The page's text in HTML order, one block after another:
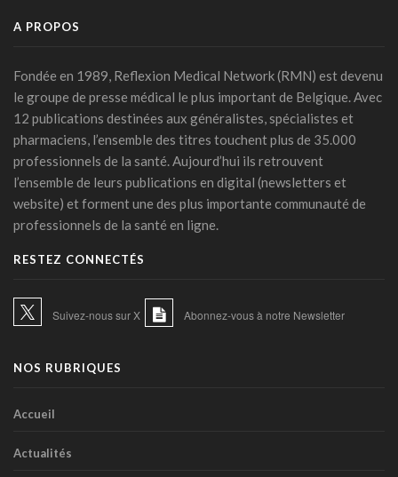
médicaux arrive
24 juillet 2026 - 09:14
France: le Parlement interdit les réseaux sociaux aux moins
de 15 ans, première en Europe
21 juillet 2026 - 20:39
L'Ares finance un projet d'IA pour renforcer le diagnostic de
la malaria en RDC
17 juillet 2026 - 14:55
14 juillet 2026 - 17:29
Urgence médicale : l'IA doit d'abord faire ses preuves face
14 juillet 2026 - 16:59
A PROPOS
Fondée en 1989, Reflexion Medical Network (RMN) est devenu
le groupe de presse médical le plus important de Belgique. Avec
12 publications destinées aux généralistes, spécialistes et
pharmaciens, l’ensemble des titres touchent plus de 35.000
professionnels de la santé. Aujourd’hui ils retrouvent
l’ensemble de leurs publications en digital (newsletters et
website) et forment une des plus importante communauté de
professionnels de la santé en ligne.
RESTEZ CONNECTÉS
Suivez-nous sur X Abonnez-vous à notre Newsletter
NOS RUBRIQUES
Accueil
Actualités